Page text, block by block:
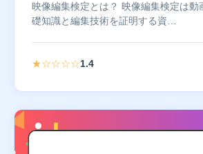
映像編集検定とは？ 映像編集検定は動
礎知識と編集技術を証明する資…
★☆☆☆☆1.4